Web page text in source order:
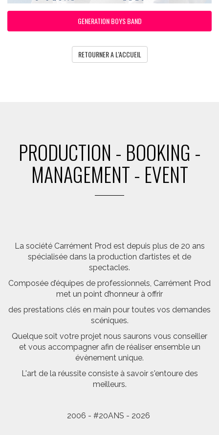
GENERATION BOYS BAND
RETOURNER A L'ACCUEIL
PRODUCTION - BOOKING -
MANAGEMENT - EVENT
La société Carrément Prod est depuis plus de 20 ans
spécialisée dans la production d’artistes et de
spectacles.
Composée d’équipes de professionnels, Carrément Prod
met un point d’honneur à offrir
des prestations clés en main pour toutes vos demandes
scéniques.
Quelque soit votre projet nous saurons vous conseiller
et vous accompagner afin de réaliser ensemble un
évènement unique.
L'art de la réussite consiste à savoir s'entoure des
meilleurs.
2006 - #20ANS - 2026